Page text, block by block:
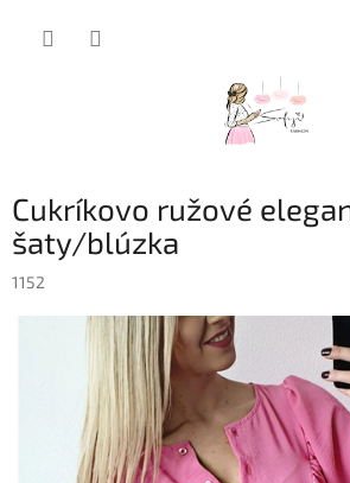
Cukríkovo ružové
šaty/blúzka
1152